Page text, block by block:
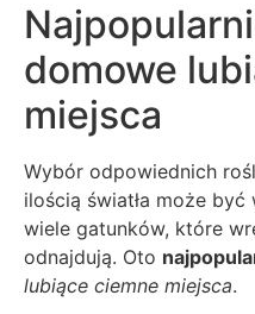
domowe
miejsca
Wybór odpowiednich
ilością światła może
wiele gatunków, które
odnajdują. Oto
lubiące ciemne miejsca.